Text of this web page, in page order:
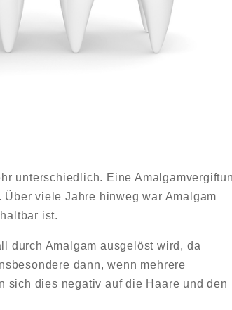
unterschiedlich. Eine
viele Jahre hinweg war Amalgam
ist.
durch Amalgam ausgelöst wird, da
dann, wenn mehrere
sich dies negativ auf die Haare und den